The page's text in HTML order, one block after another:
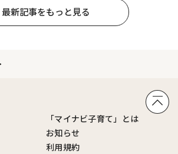
最新記事をもっと見る
「マイナビ子育て」とは
お知らせ
利用規約